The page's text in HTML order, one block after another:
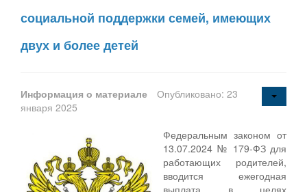
социальной поддержки семей, имеющих
двух и более детей
Информация о материале
Опубликовано: 23
января 2025
Федеральным законом от
13.07.2024 № 179-ФЗ для
работающих родителей,
вводится ежегодная
выплата в целях